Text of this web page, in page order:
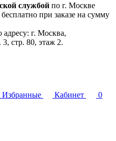
службой по г. Москве
при заказе на сумму
г. Москва,
стр. 80, этаж 2.
Избранные Кабинет
0